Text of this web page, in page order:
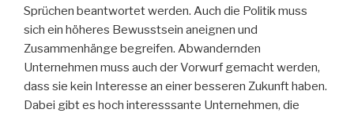
Sprüchen beantwortet werden. Auch die Politik muss
sich ein höheres Bewusstsein aneignen und
Zusammenhänge begreifen. Abwandernden
Unternehmen muss auch der Vorwurf gemacht werden,
dass sie kein Interesse an einer besseren Zukunft haben.
Dabei gibt es hoch interesssante Unternehmen, die